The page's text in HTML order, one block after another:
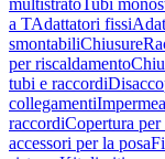
multistratoTubi
a TAdattatori fissi
smontabiliChiusure
per riscaldamento
tubi e raccordi
collegamenti
raccordiCopertura per
accessori per la posa